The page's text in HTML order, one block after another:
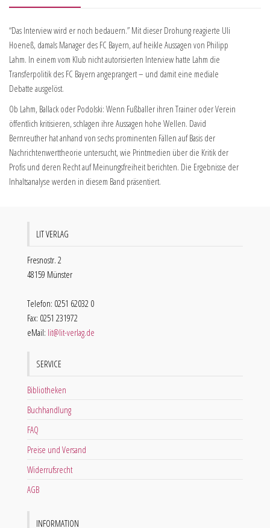
“Das Interview wird er noch bedauern.” Mit dieser Drohung reagierte Uli
Hoeneß, damals Manager des FC Bayern, auf heikle Aussagen von Philipp
Lahm. In einem vom Klub nicht autorisierten Interview hatte Lahm die
Transferpolitik des FC Bayern angeprangert – und damit eine mediale
Debatte ausgelöst.
Ob Lahm, Ballack oder Podolski: Wenn Fußballer ihren Trainer oder Verein
öffentlich kritisieren, schlagen ihre Aussagen hohe Wellen. David
Bernreuther hat anhand von sechs prominenten Fällen auf Basis der
Nachrichtenwerttheorie untersucht, wie Printmedien über die Kritik der
Profis und deren Recht auf Meinungsfreiheit berichten. Die Ergebnisse der
Inhaltsanalyse werden in diesem Band präsentiert.
LIT VERLAG
Fresnostr. 2
48159 Münster
Telefon: 0251 62032 0
Fax: 0251 231972
eMail: lit@lit-verlag.de
SERVICE
Bibliotheken
Buchhandlung
FAQ
Preise und Versand
Widerrufsrecht
AGB
INFORMATION